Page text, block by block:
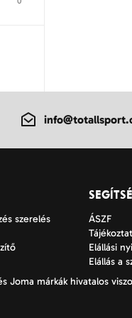
0
0
szerelés
ÁSZF
Elállási
Elállás a
Joma márkák hivatalos